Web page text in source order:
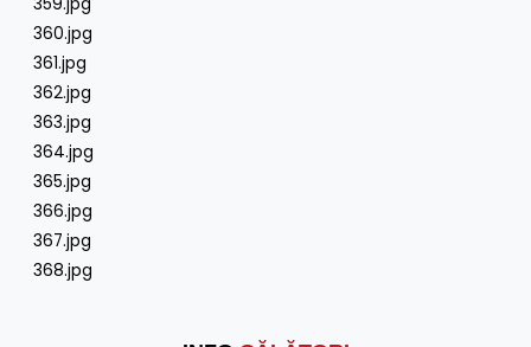
360.jpg
361.jpg
362.jpg
363.jpg
364.jpg
365.jpg
366.jpg
367.jpg
368.jpg